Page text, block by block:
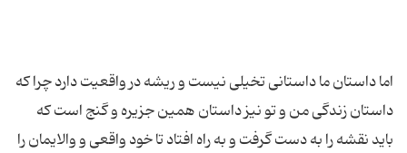
اما داستان ما داستانی تخیلی نیست و ریشه در واقعیت دارد چرا که
داستان زندگی من و تو نیز داستان همین جزیره و گنج است که
باید نقشه را به دست گرفت و به راه افتاد تا خود واقعی و والایمان را